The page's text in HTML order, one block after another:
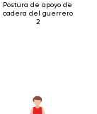
Postura de apoyo de
cadera del guerrero
2